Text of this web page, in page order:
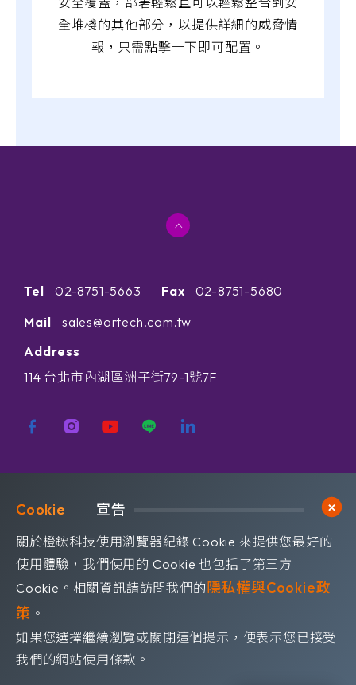
全堆棧的其他部分，以提供詳細的威脅情
報，只需點擊一下即可配置。
©OrangeRed Technology CO. LTD. All rights reserved.
Design byWDD. 隱私權政策
Tel 02-8751-5663 Fax
02-8751-5680
Mail
sales@ortech.com.tw
Address
114 台北市內湖區洲子街79-1號7F
宣告
關於橙鋐科技使用瀏覽器紀錄 Cookie 來提供您最好的
使用體驗，我們使用的 Cookie 也包括了第三方
Cookie。相關資訊請訪問我們的隱私權與Cookie政
策 。
如果您選擇繼續瀏覽或關閉這個提示，便表示您已接受
我們的網站使用條款。